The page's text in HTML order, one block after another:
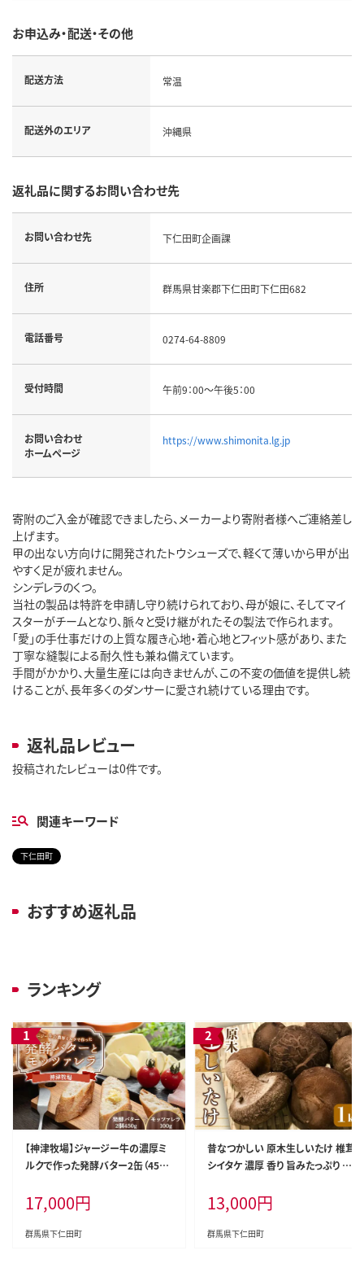
お申込み・配送・その他
配送方法 常温
配送外のエリア 沖縄県
返礼品に関するお問い合わせ先
お問い合わせ先 下仁田町企画課
住所 群馬県甘楽郡下仁田町下仁田682
電話番号 0274-64-8809
受付時間 午前9：00～午後5：00
お問い合わせ
ホームページ
https://www.shimonita.lg.jp
寄附のご入金が確認できましたら、メーカーより寄附者様へご連絡差し
上げます。
甲の出ない方向けに開発されたトウシューズで、軽くて薄いから甲が出
やすく足が疲れません。
シンデレラのくつ。
当社の製品は特許を申請し守り続けられており、母が娘に、そしてマイ
スターがチームとなり、脈々と受け継がれたその製法で作られます。
「愛」の手仕事だけの上質な履き心地・着心地とフィット感があり、また
丁寧な縫製による耐久性も兼ね備えています。
手間がかかり、大量生産には向きませんが、この不変の価値を提供し続
けることが、長年多くのダンサーに愛され続けている理由です。
返礼品レビュー
投稿されたレビューは0件です。
関連キーワード
下仁田町
おすすめ返礼品
ランキング
【神津牧場】ジャージー牛の濃厚ミ
ルクで作った発酵バター2缶（450
90
17,000円
群馬県下仁田町
昔なつかしい 原木生しいたけ 椎茸
シイタケ 濃厚 香り 旨みたっぷり だ
13,000円
群馬県下仁田町